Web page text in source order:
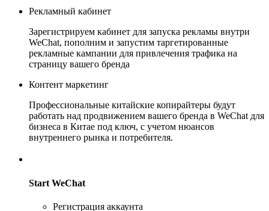
Рекламный кабинет
Зарегистрируем кабинет для запуска рекламы внутри
WeChat, пополним и запустим таргетированные
рекламные кампании для привлечения трафика на
страницу вашего бренда
Контент маркетинг
Профессиональные китайские копирайтеры будут
работать над продвижением вашего бренда в WeChat для
бизнеса в Китае под ключ, с учетом нюансов
внутреннего рынка и потребителя.
Start WeChat
Регистрация аккаунта